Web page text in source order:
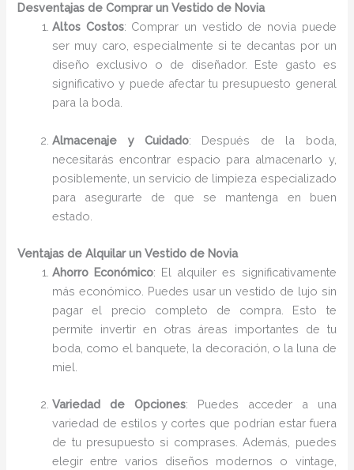
Desventajas de Comprar un Vestido de Novia
Altos Costos: Comprar un vestido de novia puede
ser muy caro, especialmente si te decantas por un
diseño exclusivo o de diseñador. Este gasto es
significativo y puede afectar tu presupuesto general
para la boda.
Almacenaje y Cuidado: Después de la boda,
necesitarás encontrar espacio para almacenarlo y,
posiblemente, un servicio de limpieza especializado
para asegurarte de que se mantenga en buen
estado.
Ventajas de Alquilar un Vestido de Novia
Ahorro Económico: El alquiler es significativamente
más económico. Puedes usar un vestido de lujo sin
pagar el precio completo de compra. Esto te
permite invertir en otras áreas importantes de tu
boda, como el banquete, la decoración, o la luna de
miel.
Variedad de Opciones: Puedes acceder a una
variedad de estilos y cortes que podrían estar fuera
de tu presupuesto si comprases. Además, puedes
elegir entre varios diseños modernos o vintage,